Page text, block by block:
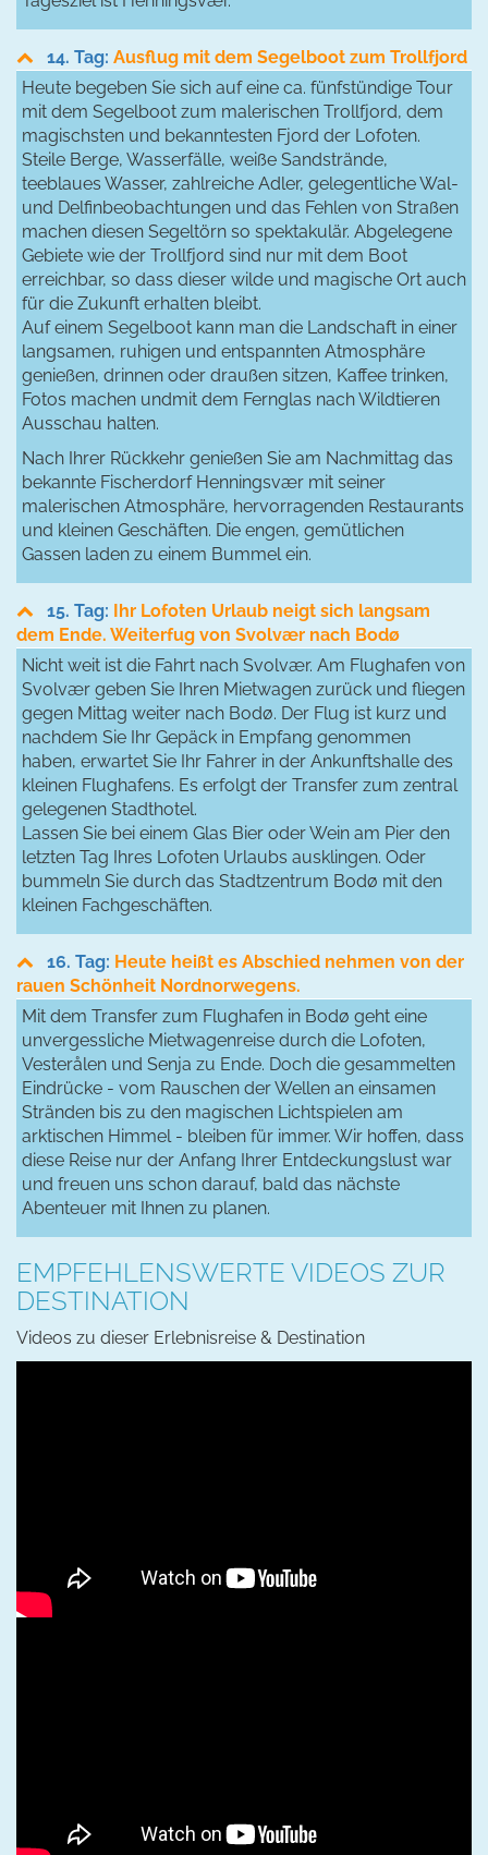
14. Tag: Ausflug mit dem Segelboot zum Trollfjord
Heute begeben Sie sich auf eine ca. fünfstündige Tour
mit dem Segelboot zum malerischen Trollfjord, dem
magischsten und bekanntesten Fjord der Lofoten.
Steile Berge, Wasserfälle, weiße Sandstrände,
teeblaues Wasser, zahlreiche Adler, gelegentliche Wal-
und Delfinbeobachtungen und das Fehlen von Straßen
machen diesen Segeltörn so spektakulär. Abgelegene
Gebiete wie der Trollfjord sind nur mit dem Boot
erreichbar, so dass dieser wilde und magische Ort auch
für die Zukunft erhalten bleibt.
Auf einem Segelboot kann man die Landschaft in einer
langsamen, ruhigen und entspannten Atmosphäre
genießen, drinnen oder draußen sitzen, Kaffee trinken,
Fotos machen undmit dem Fernglas nach Wildtieren
Ausschau halten.
Nach Ihrer Rückkehr genießen Sie am Nachmittag das
bekannte Fischerdorf Henningsvær mit seiner
malerischen Atmosphäre, hervorragenden Restaurants
und kleinen Geschäften. Die engen, gemütlichen
Gassen laden zu einem Bummel ein.
15. Tag: Ihr Lofoten Urlaub neigt sich langsam
dem Ende. Weiterfug von Svolvær nach Bodø
Nicht weit ist die Fahrt nach Svolvær. Am Flughafen von
Svolvær geben Sie Ihren Mietwagen zurück und fliegen
gegen Mittag weiter nach Bodø. Der Flug ist kurz und
nachdem Sie Ihr Gepäck in Empfang genommen
haben, erwartet Sie Ihr Fahrer in der Ankunftshalle des
kleinen Flughafens. Es erfolgt der Transfer zum zentral
gelegenen Stadthotel.
Lassen Sie bei einem Glas Bier oder Wein am Pier den
letzten Tag Ihres Lofoten Urlaubs ausklingen. Oder
bummeln Sie durch das Stadtzentrum Bodø mit den
kleinen Fachgeschäften.
16. Tag: Heute heißt es Abschied nehmen von der
rauen Schönheit Nordnorwegens.
Mit dem Transfer zum Flughafen in Bodø geht eine
unvergessliche Mietwagenreise durch die Lofoten,
Vesterålen und Senja zu Ende. Doch die gesammelten
Eindrücke - vom Rauschen der Wellen an einsamen
Stränden bis zu den magischen Lichtspielen am
arktischen Himmel - bleiben für immer. Wir hoffen, dass
diese Reise nur der Anfang Ihrer Entdeckungslust war
und freuen uns schon darauf, bald das nächste
Abenteuer mit Ihnen zu planen.
EMPFEHLENSWERTE VIDEOS ZUR
DESTINATION
Videos zu dieser Erlebnisreise & Destination